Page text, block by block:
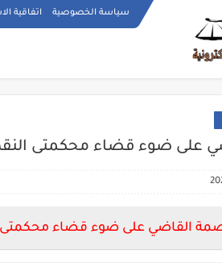
سياسة الخصوصية اتفاقية
على ضوء قضاء محكمتى
القاضي على ضوء قضاء محكمتى